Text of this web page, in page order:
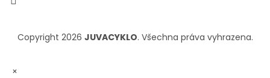
Copyright 2026 JUVACYKLO. Všechna práva vyhrazena.
×